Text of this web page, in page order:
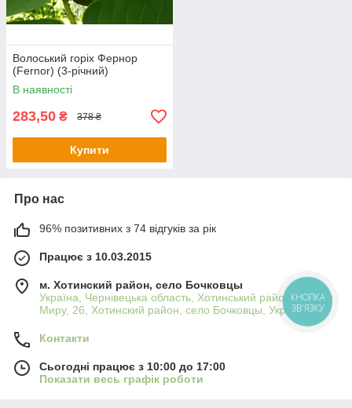
Волоський горіх Фернор
(Fernor) (3-річний)
В наявності
283,50 ₴ 378 ₴
Купити
Про нас
96% позитивних з 74 відгуків за рік
Працює з 10.03.2015
м. Хотинский район, село Бочковцы
Україна, Чернівецька область, Хотинський район, вулиця
Миру, 26, Хотинский район, село Бочковцы, Україна
Контакти
Сьогодні працює з 10:00 до 17:00
Показати весь графік роботи
КНОПКА
ЗВ'ЯЗКУ